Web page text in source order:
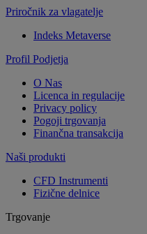
Priročnik za vlagatelje
Indeks Metaverse
Profil Podjetja
O Nas
Licenca in regulacije
Privacy policy
Pogoji trgovanja
Finančna transakcija
Naši produkti
CFD Instrumenti
Fizične delnice
Trgovanje